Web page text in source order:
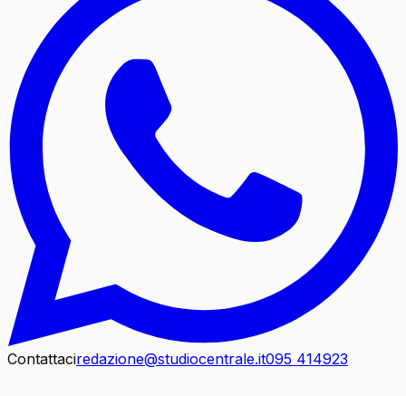
Contattaciredazione@studiocentrale.it095 414923